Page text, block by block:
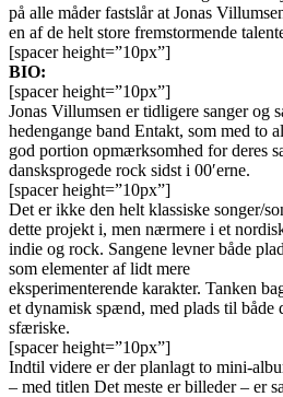
på alle måder fastslår at Jonas
en af de helt store fremstormende
[spacer height=”10px”]
BIO:
[spacer height=”10px”]
Jonas Villumsen er tidligere sanger og
hedengange band Entakt, som med to
god portion opmærksomhed for deres
dansksprogede rock sidst i 00′erne.
[spacer height=”10px”]
Det er ikke den helt klassiske songer/
dette projekt i, men nærmere i et
indie og rock. Sangene levner både
som elementer af lidt mere
eksperimenterende karakter. Tanken
et dynamisk spænd, med plads til både
sfæriske.
[spacer height=”10px”]
Indtil videre er der planlagt to mini-
– med titlen Det meste er billeder – er